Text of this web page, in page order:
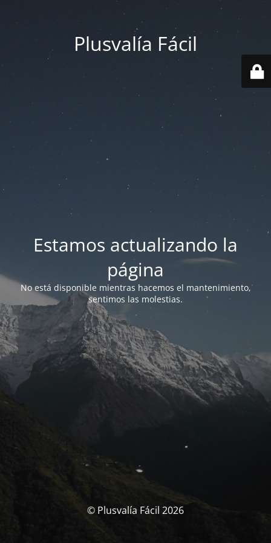
Plusvalía Fácil
Estamos actualizando la
página
No está disponible mientras hacemos el mantenimiento,
sentimos las molestias.
© Plusvalía Fácil 2026